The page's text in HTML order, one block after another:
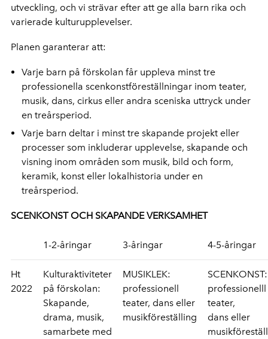
utveckling, och vi strävar efter att ge alla barn rika och
varierade kulturupplevelser.
Planen garanterar att:
Varje barn på förskolan får uppleva minst tre
professionella scenkonstföreställningar inom teater,
musik, dans, cirkus eller andra sceniska uttryck under
en treårsperiod.
Varje barn deltar i minst tre skapande projekt eller
processer som inkluderar upplevelse, skapande och
visning inom områden som musik, bild och form,
keramik, konst eller lokalhistoria under en
treårsperiod.
SCENKONST OCH SKAPANDE VERKSAMHET
1-2-åringar 3-åringar 4-5-åringar
Ht
2022
Kulturaktiviteter
på förskolan:
Skapande,
drama, musik,
samarbete med
MUSIKLEK:
professionell
teater, dans eller
musikföreställing
SCENKONST:
professionelll
teater,
dans eller